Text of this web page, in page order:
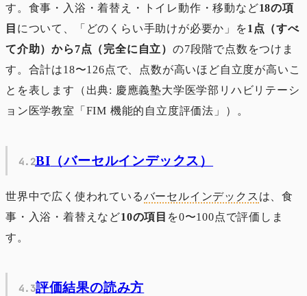
す。食事・入浴・着替え・トイレ動作・移動など18の項
目 について、「どのくらい手助けが必要か」を1点（すべ
て介助）から7点（完全に自立） の7段階で点数をつけま
す。合計は18〜126点で、点数が高いほど自立度が高いこ
とを表します（出典: 慶應義塾大学医学部リハビリテーシ
ョン医学教室「FIM 機能的自立度評価法」）。
BI （バーセルインデックス）
世界中で広く使われているバーセルインデックス は、食
事・入浴・着替えなど10の項目 を0〜100点で評価しま
す。
評価結果の読み方